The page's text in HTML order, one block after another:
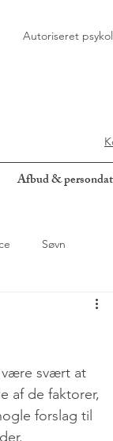
Autoriseret
Afbud &
Søvn
Sociale Medier
være svært at
af de faktorer,
forslag til